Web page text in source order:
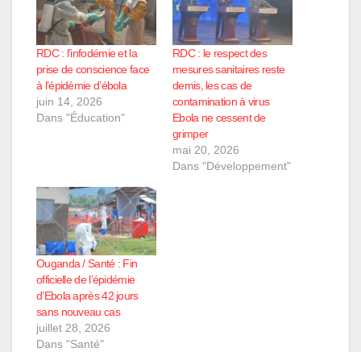
RDC : l’infodémie et la
prise de conscience face
à l’épidémie d’ébola
juin 14, 2026
Dans "Éducation"
RDC : le respect des
mesures sanitaires reste
demis, les cas de
contamination à virus
Ebola ne cessent de
grimper
mai 20, 2026
Dans "Développement"
Ouganda / Santé : Fin
officielle de l’épidémie
d’Ebola après 42 jours
sans nouveau cas
juillet 28, 2026
Dans "Santé"